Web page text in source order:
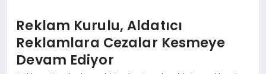
Reklam Kurulu, Aldatıcı
Reklamlara Cezalar Kesmeye
Devam Ediyor